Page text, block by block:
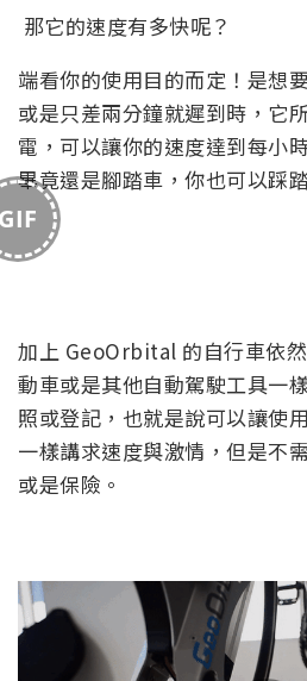
那它的速度有多快呢？
端看你的使用目的而定！是想
或是只差兩分鐘就遲到時，它
電，可以讓你的速度達到每小
畢竟還是腳踏車，你也可以踩
GIF
加上 GeoOrbital 的自行車依然
動車或是其他自動駕駛工具一
照或登記，也就是說可以讓使